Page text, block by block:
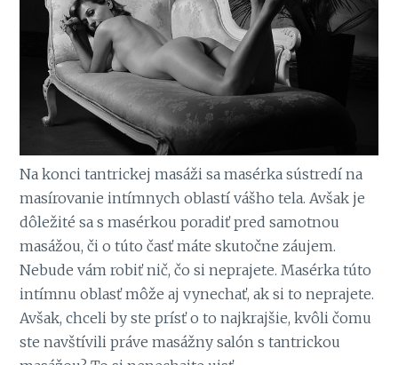
Na konci tantrickej masáži sa masérka sústredí na
masírovanie intímnych oblastí vášho tela. Avšak je
dôležité sa s masérkou poradiť pred samotnou
masážou, či o túto časť máte skutočne záujem.
Nebude vám robiť nič, čo si neprajete. Masérka túto
intímnu oblasť môže aj vynechať, ak si to neprajete.
Avšak, chceli by ste prísť o to najkrajšie, kvôli čomu
ste navštívili práve masážny salón s tantrickou